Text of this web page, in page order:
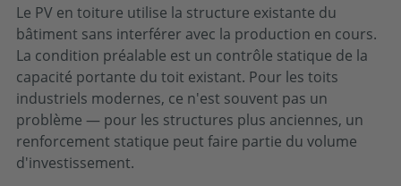
Le PV en toiture utilise la structure existante du
bâtiment sans interférer avec la production en cours.
La condition préalable est un contrôle statique de la
capacité portante du toit existant. Pour les toits
industriels modernes, ce n'est souvent pas un
problème — pour les structures plus anciennes, un
renforcement statique peut faire partie du volume
d'investissement.